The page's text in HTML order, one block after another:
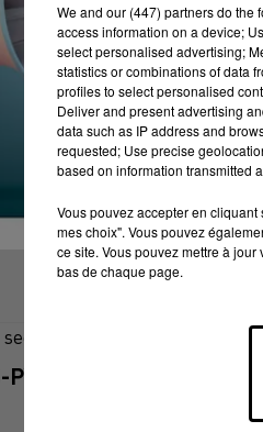
PYRÉNÉES DU 13/11/
We and our (447) partnersdo the
access information on a device;
select personalised advertising;
statistics or combinations of data
profiles to select personalised
Deliver and present advertising
data such as IP address and
requested; Use precise
based on information transmitted
Vous pouvez accepter en
mes choix". Vous pouvez
ce site. Vous pouvez mettre à
bas de chaque page.